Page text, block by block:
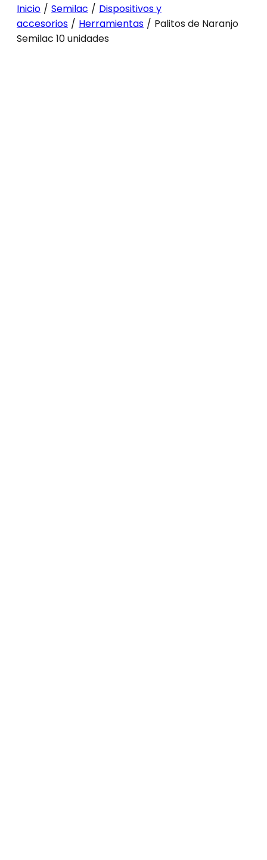
Inicio / Semilac / Dispositivos y
accesorios / Herramientas / Palitos de Naranjo
Semilac 10 unidades